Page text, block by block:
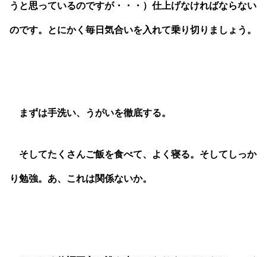
うと思っているのですが・・・）仕上げなければならない
のです。とにかく毎日気合いを入れて乗り切りましょう。
まずは手洗い、うがいを徹底する。
そしてたくさんご飯を食べて、よく寝る。そしてしっか
り勉強。あ、これは関係ないか。